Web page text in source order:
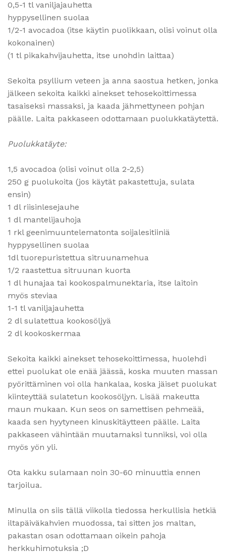
0,5-1 tl vaniljajauhetta
hyppysellinen suolaa
1/2-1 avocadoa (itse käytin puolikkaan, olisi voinut olla
kokonainen)
(1 tl pikakahvijauhetta, itse unohdin laittaa)
Sekoita psyllium veteen ja anna saostua hetken, jonka
jälkeen sekoita kaikki ainekset tehosekoittimessa
tasaiseksi massaksi, ja kaada jähmettyneen pohjan
päälle. Laita pakkaseen odottamaan puolukkatäytettä.
Puolukkatäyte:
1,5 avocadoa (olisi voinut olla 2-2,5)
250 g puolukoita (jos käytät pakastettuja, sulata
ensin)
1 dl riisinlesejauhe
1 dl mantelijauhoja
1 rkl geenimuuntelematonta soijalesitiiniä
hyppysellinen suolaa
1dl tuorepuristettua sitruunamehua
1/2 raastettua sitruunan kuorta
1 dl hunajaa tai kookospalmunektaria, itse laitoin
myös steviaa
1-1 tl vaniljajauhetta
2 dl sulatettua kookosöljyä
2 dl kookoskermaa
Sekoita kaikki ainekset tehosekoittimessa, huolehdi
ettei puolukat ole enää jäässä, koska muuten massan
pyörittäminen voi olla hankalaa, koska jäiset puolukat
kiinteyttää sulatetun kookosöljyn. Lisää makeutta
maun mukaan. Kun seos on samettisen pehmeää,
kaada sen hyytyneen kinuskitäytteen päälle. Laita
pakkaseen vähintään muutamaksi tunniksi, voi olla
myös yön yli.
Ota kakku sulamaan noin 30-60 minuuttia ennen
tarjoilua.
Minulla on siis tällä viikolla tiedossa herkullisia hetkiä
iltapäiväkahvien muodossa, tai sitten jos maltan,
pakastan osan odottamaan oikein pahoja
herkkuhimotuksia ;D